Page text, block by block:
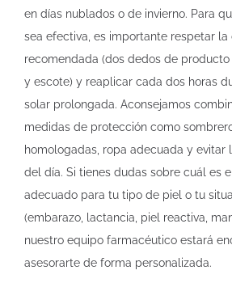
en días nublados o de invierno. Para
sea efectiva, es importante respetar la
recomendada (dos dedos de
y escote) y reaplicar cada dos horas
solar prolongada. Aconsejamos
medidas de protección como
homologadas, ropa adecuada y evitar
del día. Si tienes dudas sobre cuál es
adecuado para tu tipo de piel o tu
(embarazo, lactancia, piel reactiva,
nuestro equipo farmacéutico estará
asesorarte de forma personalizada.